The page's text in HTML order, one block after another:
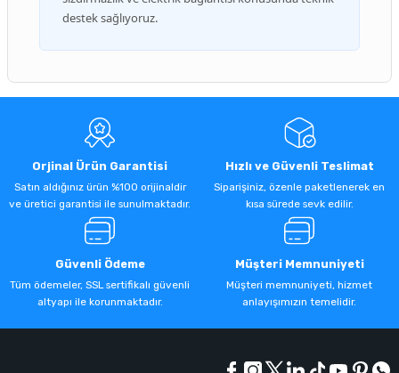
destek sağlıyoruz.
Orjinal Ürün Garantisi
Satın aldığınız ürün %100 orijinaldir
ve üretici garantisi ile sunulmaktadır.
Hızlı ve Güvenli Teslimat
Siparişiniz, özenle paketlenerek en
kısa sürede sevk edilir.
Güvenli Ödeme
Tüm ödemeler, SSL sertifikalı güvenli
altyapı ile korunmaktadır.
Müşteri Memnuniyeti
Müşteri memnuniyeti, hizmet
anlayışımızın temelidir.